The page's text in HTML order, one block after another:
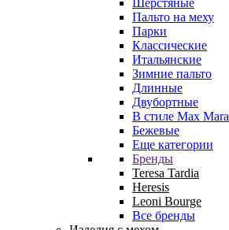
Шерстяные
Пальто на меху
Парки
Классические
Итальянские
Зимние пальто
Длинные
Двубортные
В стиле Max Mara
Бежевые
Еще категории
Бренды
Teresa Tardia
Heresis
Leoni Bourge
Все бренды